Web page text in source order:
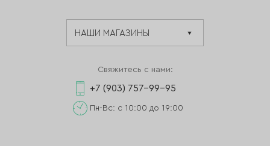
Свяжитесь с нами:
+7 (903) 757-99-95
Пн-Вс: с 10:00 до 19:00